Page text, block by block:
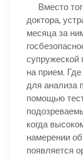
Вместо
доктора,
месяца за
супружеской
на прием.
для анализа
помощью
когда
намерении
появляется